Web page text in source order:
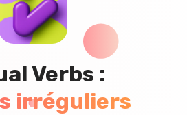
Verbs :
irréguliers